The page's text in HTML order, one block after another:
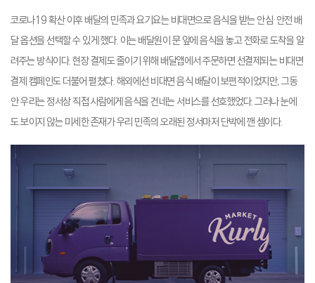
코로나19 확산 이후 배달의 민족과 요기요는 비대면으로 음식을 받는 안심·안전 배
달 옵션을 선택할 수 있게 했다. 이는 배달원이 문 앞에 음식을 놓고 전화로 도착을 알
려주는 방식이다. 현장 결제도 줄이기 위해 배달앱에서 주문하면 선결제되는 비대면
결제 캠페인도 더불어 펼쳤다. 해외에선 비대면 음식 배달이 보편적이었지만, 그동
안 우리는 정서상 직접 사람에게 음식을 건네는 서비스를 선호했었다. 그러나 눈에
도 보이지 않는 미세한 존재가 우리 민족의 오래된 정서마저 단박에 깬 셈이다.